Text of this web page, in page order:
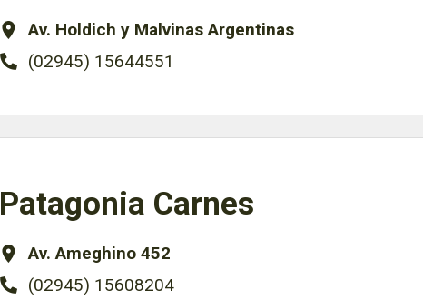
Av. Holdich y Malvinas Argentinas
(02945) 15644551
Patagonia Carnes
Av. Ameghino 452
(02945) 15608204